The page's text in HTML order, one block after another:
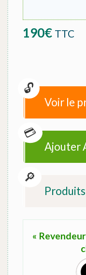
190€ TTC
Voir le
Ajouter
«